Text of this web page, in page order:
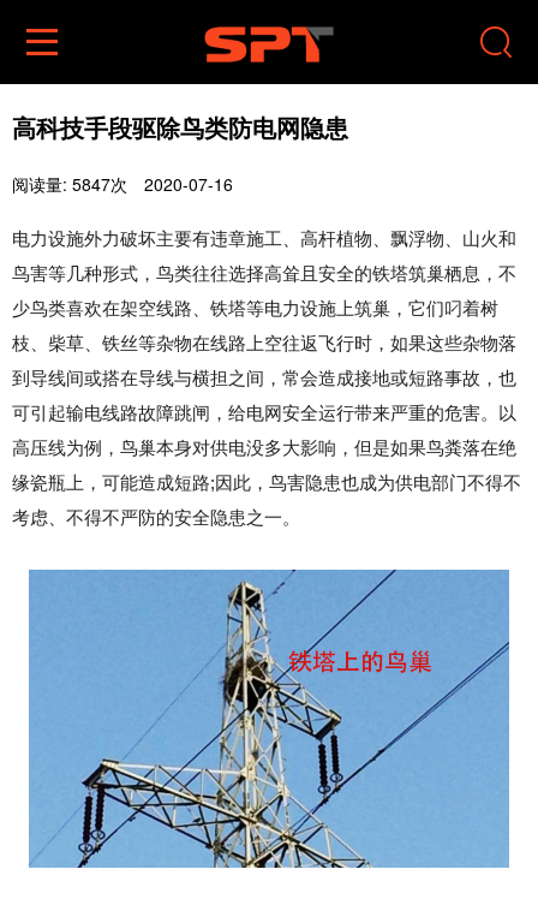
 
高科技手段驱除鸟类防电网隐患
阅读量: 5847次 2020-07-16
电力设施外力破坏主要有违章施工、高杆植物、飘浮物、山火和
鸟害等几种形式，鸟类往往选择高耸且安全的铁塔筑巢栖息，不
少鸟类喜欢在架空线路、铁塔等电力设施上筑巢，它们叼着树
枝、柴草、铁丝等杂物在线路上空往返飞行时，如果这些杂物落
到导线间或搭在导线与横担之间，常会造成接地或短路事故，也
可引起输电线路故障跳闸，给电网安全运行带来严重的危害。以
高压线为例，鸟巢本身对供电没多大影响，但是如果鸟粪落在绝
缘瓷瓶上，可能造成短路;因此，鸟害隐患也成为供电部门不得不
考虑、不得不严防的安全隐患之一。